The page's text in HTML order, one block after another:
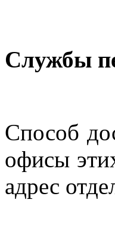
Службы
Способ
офисы
адрес